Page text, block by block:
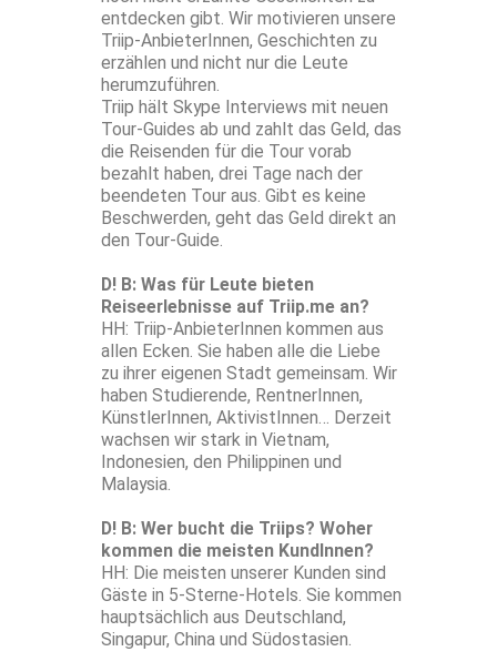
entdecken gibt. Wir motivieren unsere
Triip-AnbieterInnen, Geschichten zu
erzählen und nicht nur die Leute
herumzuführen.
Triip hält Skype Interviews mit neuen
Tour-Guides ab und zahlt das Geld, das
die Reisenden für die Tour vorab
bezahlt haben, drei Tage nach der
beendeten Tour aus. Gibt es keine
Beschwerden, geht das Geld direkt an
den Tour-Guide.
D! B: Was für Leute bieten
Reiseerlebnisse auf Triip.me an?
HH: Triip-AnbieterInnen kommen aus
allen Ecken. Sie haben alle die Liebe
zu ihrer eigenen Stadt gemeinsam. Wir
haben Studierende, RentnerInnen,
KünstlerInnen, AktivistInnen… Derzeit
wachsen wir stark in Vietnam,
Indonesien, den Philippinen und
Malaysia.
D! B: Wer bucht die Triips? Woher
kommen die meisten KundInnen?
HH: Die meisten unserer Kunden sind
Gäste in 5-Sterne-Hotels. Sie kommen
hauptsächlich aus Deutschland,
Singapur, China und Südostasien.